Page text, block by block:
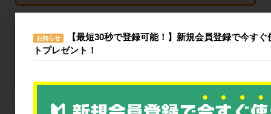
お知らせ
【最短30秒で登録可能！】新規会員登録で今す
トプレゼント！